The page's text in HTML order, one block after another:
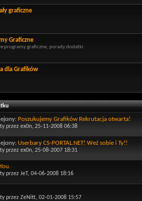
graficzne
Graficzne
programy graficzne, porady dodatki.
dla Grafików
Poszukujemy Grafików Rekrutacja otwarta!
przez ex0n, 25-11-2008 06:38
Userbary CS-PORTAL.NET! Weź sobie i Ty!!
przez ex0n, 25-08-2007 18:31
przez JeT, 04-06-2008 18:16
przez ZeNitt, 02-01-2008 15:57